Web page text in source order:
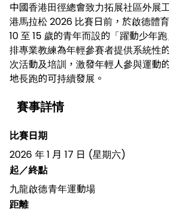
中國香港田徑總會致力拓展社區外展
港馬拉松 2026 比賽日前，於啟德體
10 至 15 歲的青年而設的「躍動少年
排專業教練為年輕參賽者提供系統性
次活動及培訓，激發年輕人參與運動
地長跑的可持續發展。
賽事詳情
比賽日期
2026 年 1 月 17 日 (星期六)
起／終點
九龍啟德青年運動場
距離